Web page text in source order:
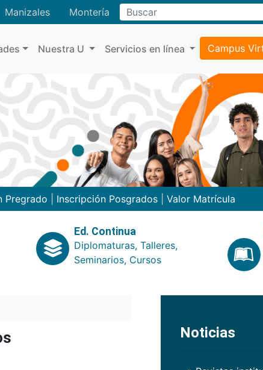
Manizales MonteríaBuscar
Nuestra U Servicios en línea Campus
Pregrado Inscripción Posgrados Valor Matrícula
Ed. Continua
Diplomaturas, Talleres,
Seminarios, Cursos
Noticias